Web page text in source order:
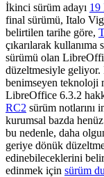
İkinci sürüm adayı 19
final sürümü, Italo
belirtilen tarihe göre,
çıkarılarak kullanıma
sürümü olan
düzeltmesiyle
benimseyen teknoloji
LibreOffice 6.3.2
RC2 sürüm notlarını
kurumsal bazda
bu nedenle, daha
geriye dönük
edinebileceklerini
edinmek için sürüm